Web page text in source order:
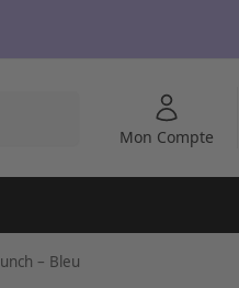
Mon Compte
– Bleu